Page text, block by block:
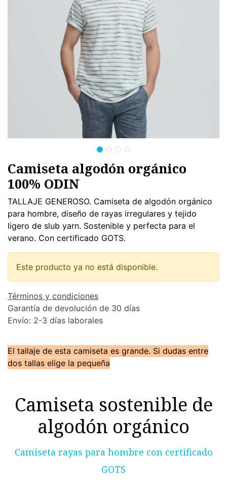
Camiseta algodón orgánico
100% ODIN
TALLAJE GENEROSO. Camiseta de algodón orgánico
para hombre, diseño de rayas irregulares y tejido
ligero de slub yarn. Sostenible y perfecta para el
verano. Con certificado GOTS.
Este producto ya no está disponible.
Términos y condiciones
Garantía de devolución de 30 días
Envío: 2-3 días laborales
El tallaje de esta camiseta es grande. Si dudas entre
dos tallas elige la pequeña
Camiseta sostenible de
algodón orgánico
Camiseta rayas para hombre con certificado
GOTS